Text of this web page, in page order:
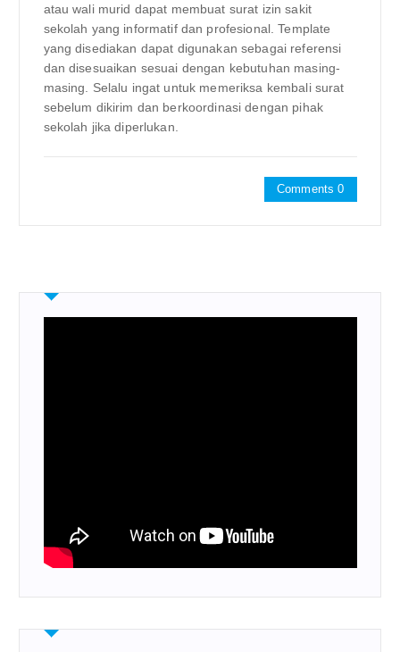
atau wali murid dapat membuat surat izin sakit
sekolah yang informatif dan profesional. Template
yang disediakan dapat digunakan sebagai referensi
dan disesuaikan sesuai dengan kebutuhan masing-
masing. Selalu ingat untuk memeriksa kembali surat
sebelum dikirim dan berkoordinasi dengan pihak
sekolah jika diperlukan.
Comments 0